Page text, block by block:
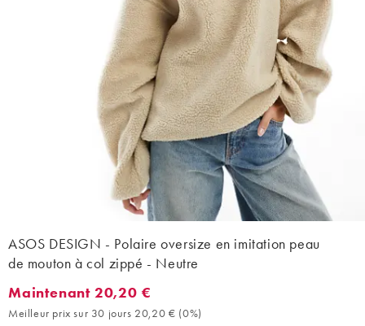
ASOS DESIGN - Polaire oversize en imitation peau
de mouton à col zippé - Neutre
Maintenant 20,20 €. Meilleur prix sur 30 jours 20,20 € (0%).
Maintenant 20,20 €
Meilleur prix sur 30 jours 20,20 € (0%)